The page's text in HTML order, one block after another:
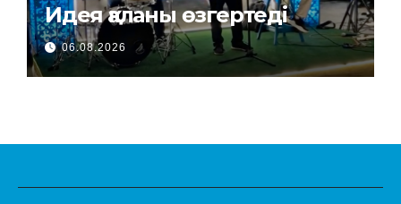
Идея қаланы өзгертеді
06.08.2026